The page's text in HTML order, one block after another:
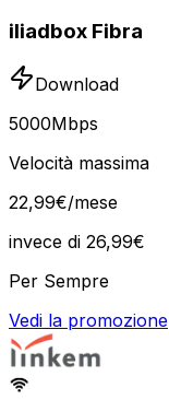
iliadbox Fibra
Download
5000Mbps
Velocità massima
22,99€/mese
invece di 26,99€
Per Sempre
Vedi la promozione